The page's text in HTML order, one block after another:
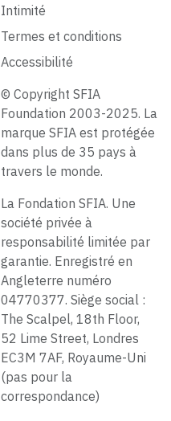
Intimité
Termes et conditions
Accessibilité
© Copyright SFIA
Foundation 2003-2025. La
marque SFIA est protégée
dans plus de 35 pays à
travers le monde.
La Fondation SFIA. Une
société privée à
responsabilité limitée par
garantie. Enregistré en
Angleterre numéro
04770377. Siège social :
The Scalpel, 18th Floor,
52 Lime Street, Londres
EC3M 7AF, Royaume-Uni
(pas pour la
correspondance)